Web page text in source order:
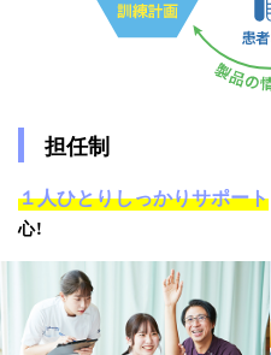
担任制
１人ひとりしっかりサポート
心！